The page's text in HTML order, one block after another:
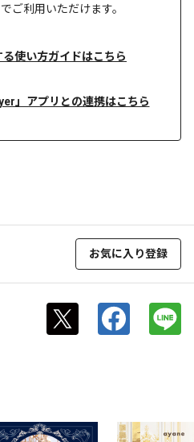
ご利用いただけます。
使い方ガイドはこちら
」アプリとの連携はこちら
お気に入り登録